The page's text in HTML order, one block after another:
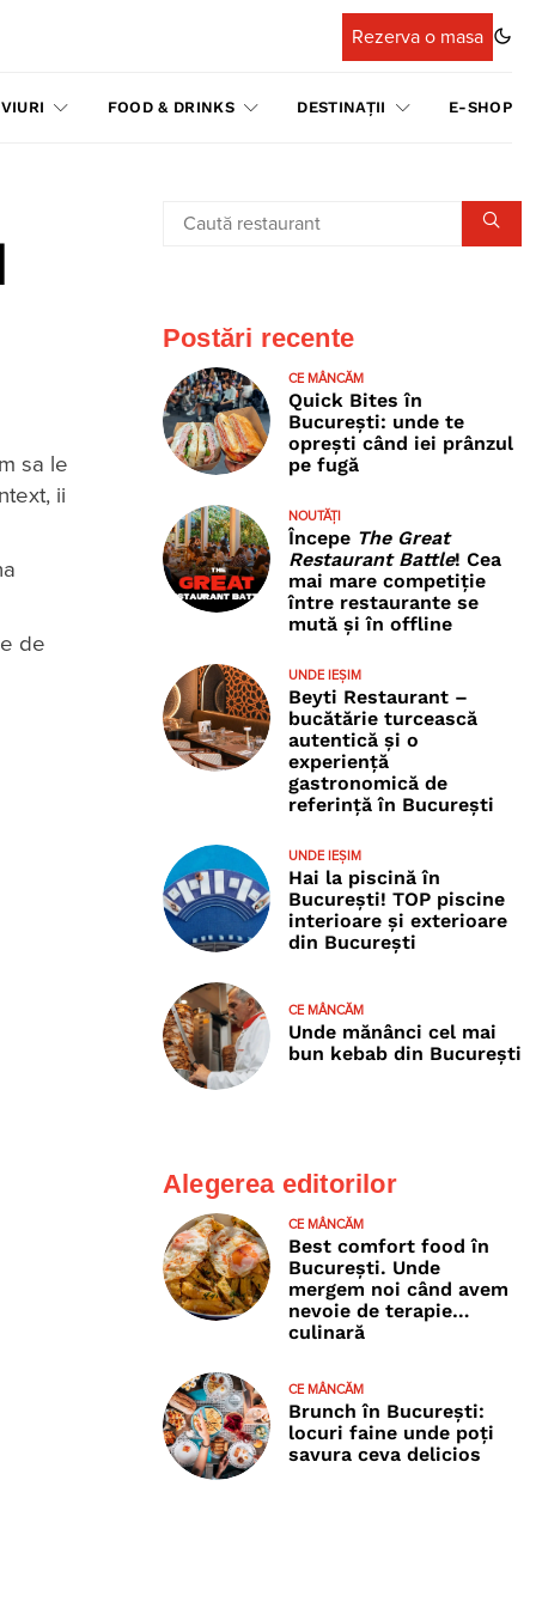
Rezerva o masa
FOOD & DRINKS DESTINAȚII E-SHOP
sa le
ii
de
Postări recente
CE MÂNCĂM
Quick Bites în
București: unde te
oprești când iei prânzul
pe fugă
NOUTĂȚI
Începe The Great
Restaurant Battle! Cea
mai mare competiție
între restaurante se
mută și în offline
UNDE IEȘIM
Beyti Restaurant –
bucătărie turcească
autentică și o
experiență
gastronomică de
referință în București
UNDE IEȘIM
Hai la piscină în
București! TOP piscine
interioare și exterioare
din București
CE MÂNCĂM
Unde mănânci cel mai
bun kebab din București
Alegerea editorilor
CE MÂNCĂM
Best comfort food în
București. Unde
mergem noi când avem
nevoie de terapie…
culinară
CE MÂNCĂM
Brunch în București:
locuri faine unde poţi
savura ceva delicios